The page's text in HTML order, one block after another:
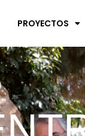
PROYECTOS